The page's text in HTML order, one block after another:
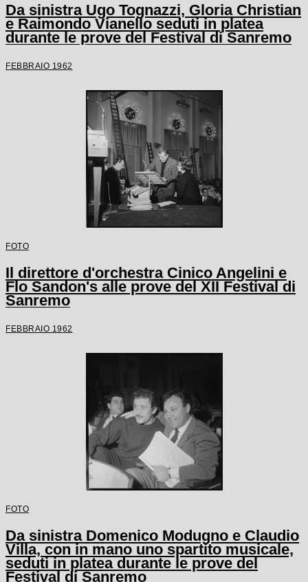
Da sinistra Ugo Tognazzi, Gloria Christian
e Raimondo Vianello seduti in platea
durante le prove del Festival di Sanremo
FEBBRAIO 1962
FOTO
Il direttore d'orchestra Cinico Angelini e
Flo Sandon's alle prove del XII Festival di
Sanremo
FEBBRAIO 1962
FOTO
Da sinistra Domenico Modugno e Claudio
Villa, con in mano uno spartito musicale,
seduti in platea durante le prove del
Festival di Sanremo